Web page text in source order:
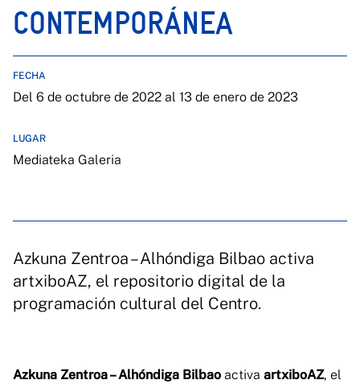
CONTEMPORÁNEA
FECHA
Del 6 de octubre de 2022 al 13 de enero de 2023
LUGAR
Mediateka Galeria
Azkuna Zentroa – Alhóndiga Bilbao activa
artxiboAZ, el repositorio digital de la
programación cultural del Centro.
Azkuna Zentroa – Alhóndiga Bilbao activa artxiboAZ, el